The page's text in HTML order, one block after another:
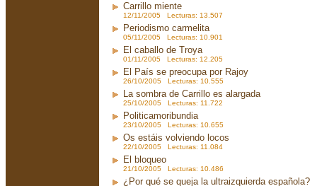
Carrillo miente
12/11/2005 Lecturas: 13.507
Periodismo carmelita
05/11/2005 Lecturas: 10.901
El caballo de Troya
01/11/2005 Lecturas: 12.205
El País se preocupa por Rajoy
26/10/2005 Lecturas: 10.555
La sombra de Carrillo es alargada
25/10/2005 Lecturas: 11.722
Politicamoribundia
23/10/2005 Lecturas: 10.655
Os estáis volviendo locos
22/10/2005 Lecturas: 11.084
El bloqueo
21/10/2005 Lecturas: 10.486
¿Por qué se queja la ultraizquierda española?